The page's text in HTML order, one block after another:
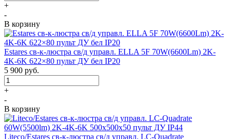
+
-
В корзину
Estares св-к-люстра св/д управл. ELLA 5F 70W(6600Lm) 2K-
4K-6K 622×80 пульт ДУ бел IP20
5 900 руб.
+
-
В корзину
Liteco/Estares св-к-люстра св/д управл. LC-Quadrate